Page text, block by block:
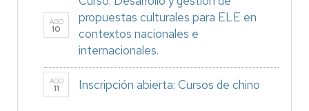
AGO
10
propuestas culturales para ELE en
contextos nacionales e
internacionales.
AGO
11 Inscripción abierta: Cursos de chino